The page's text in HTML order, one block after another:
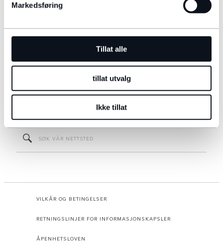
Markedsføring
Tillat alle
tillat utvalg
Ikke tillat
VILKÅR OG BETINGELSER
RETNINGSLINJER FOR INFORMASJONSKAPSLER
ÅPENHETSLOVEN